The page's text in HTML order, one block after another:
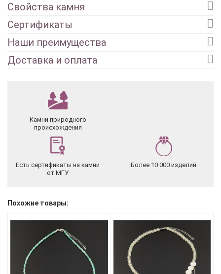
Свойства камня
Сертификаты
Наши преимущества
Доставка и оплата
Камни природного
происхождения
Есть сертификаты на камни
от МГУ
Более 10 000 изделий
Похожие товары: